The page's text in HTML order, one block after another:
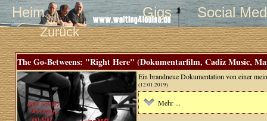
Heim Gigs Social
Zurück
The Go-Betweens: "Right Here" (Dokumentarfilm, Cadiz Music,
Ein brandneue Dokumentation von einer
(12.01.2019)
Mehr ...